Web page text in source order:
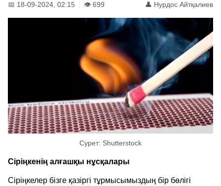
📅 18-09-2024, 02:15 👁️ 699 👤 Нурдос Айтқалиев
Сурет: Shutterstock
Сіріңкенің алғашқы нұсқалары
Сіріңкелер бізге қазіргі тұрмысымыздың бір бөлігі